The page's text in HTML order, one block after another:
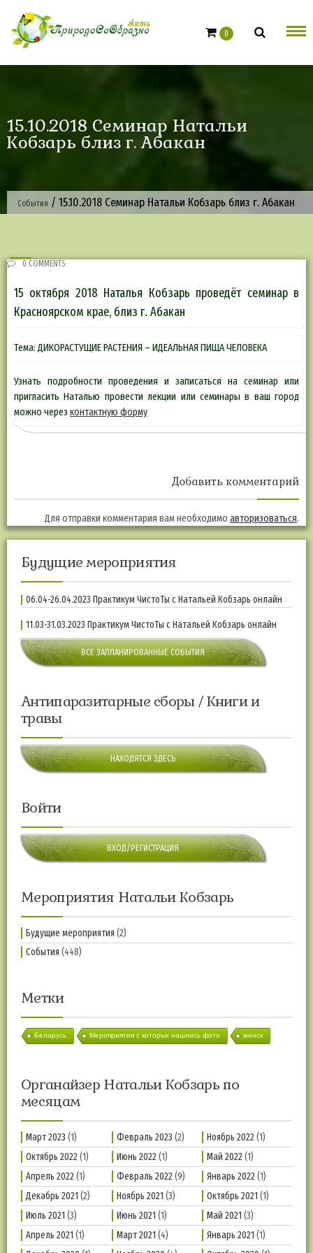
content
0
15.10.2018 Семинар Натальи
Кобзарь близ г. Абакан
События / 15.10.2018 Семинар Натальи Кобзарь близ г. Абакан
0 COMMENTS
15 октября 2018 Наталья Кобзарь проведёт семинар в
Красноярском крае, близ г. Абакан
Тема: ДИКОРАСТУЩИЕ РАСТЕНИЯ – ИДЕАЛЬНАЯ ПИЩА ЧЕЛОВЕКА
Узнать подробности проведения и записаться на семинар или
пригласить Наталью провести лекции или семинары в ваш город
можно через контактную форму
Добавить комментарий
Для отправки комментария вам необходимо авторизоваться.
Будущие мероприятия
06.04-26.04.2023 Практикум ЧистоТы с Натальей Кобзарь онлайн
11.03-31.03.2023 Практикум ЧистоТы с Натальей Кобзарь онлайн
ВСЕ ЗАПЛАНИРОВАННЫЕ СОБЫТИЯ
Антипаразитарные сборы / Книги и
травы
НАХОДЯТСЯ ЗДЕСЬ
Войти
ВХОД/РЕГИСТРАЦИЯ
Мероприятия Натальи Кобзарь
Будущие мероприятия (2)
События (448)
Метки
Беларусь Мероприятия с которых нашлись фото минск
Органайзер Натальи Кобзарь по
месяцам
Март 2023 (1) Февраль 2023 (2) Ноябрь 2022(1)
Октябрь 2022(1) Июнь 2022(1) Май 2022(1)
Апрель 2022(1) Февраль 2022(9) Январь 2022(1)
Декабрь 2021 (2) Ноябрь 2021 (3) Октябрь 2021 (1)
Июль 2021 (3) Июнь 2021 (1) Май 2021 (3)
Апрель 2021 (1) Март 2021 (4) Январь 2021 (1)